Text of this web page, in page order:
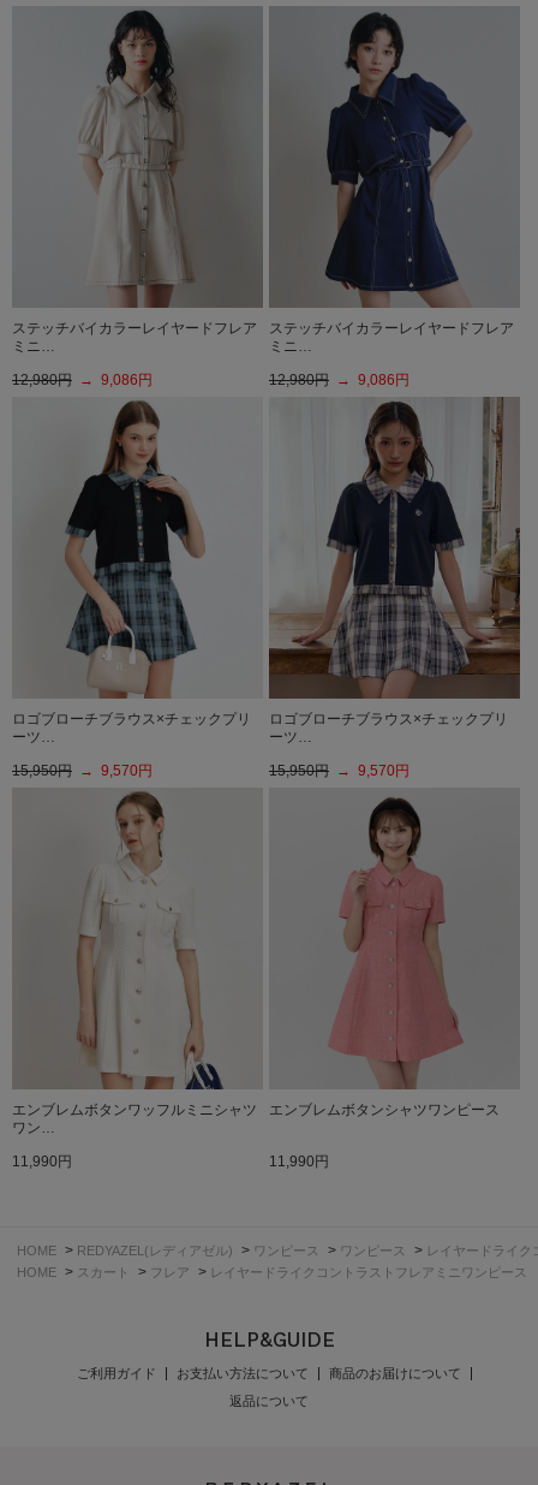
ステッチバイカラーレイヤードフレア
ミニ…
12,980円 → 9,086円
ステッチバイカラーレイヤードフレア
ミニ…
12,980円 → 9,086円
ロゴブローチブラウス×チェックプリ
ーツ…
15,950円 → 9,570円
ロゴブローチブラウス×チェックプリ
ーツ…
15,950円 → 9,570円
エンブレムボタンワッフルミニシャツ
ワン…
11,990円
エンブレムボタンシャツワンピース
11,990円
HOME > REDYAZEL(レディアゼル) > ワンピース > ワンピース >
レイヤードライ
HOME > スカート > フレア > レイヤードライクコントラストフレアミニワンピース
HELP&GUIDE
ご利用ガイド お支払い方法について
商品のお届けについて
返品について